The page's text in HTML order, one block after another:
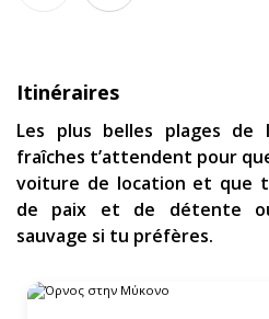
Itinéraires
Les plus belles plages de
fraîches t’attendent pour
voiture de location et que
de paix et de détente
sauvage si tu préfères.